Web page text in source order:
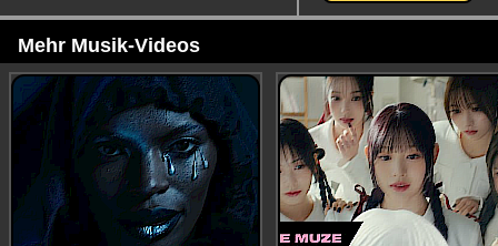
Mehr Musik-Videos